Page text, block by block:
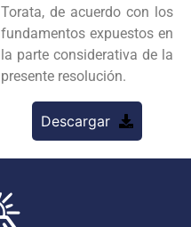
Torata, de acuerdo con los
fundamentos expuestos en
la parte considerativa de la
presente resolución.
Descargar